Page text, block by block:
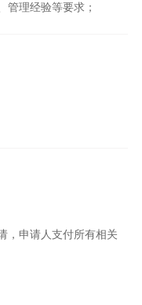
管理经验等要求；
，申请人支付所有相关